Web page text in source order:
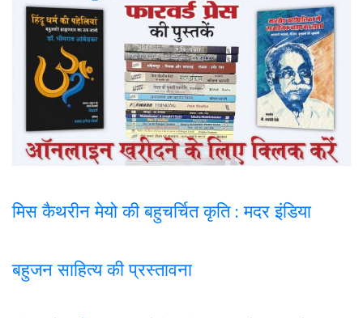
मिस कैथरीन मेयो की बहुचर्चित कृति : मदर इंडिया
बहुजन साहित्य की प्रस्तावना